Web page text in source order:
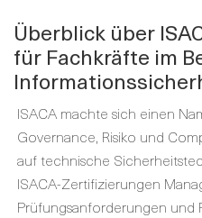
Überblick über
für Fachkräfte im
ISACA machte sich einen
Governance, Risiko und
auf technische
ISACA-Zertifizierungen
Prüfungsanforderungen und